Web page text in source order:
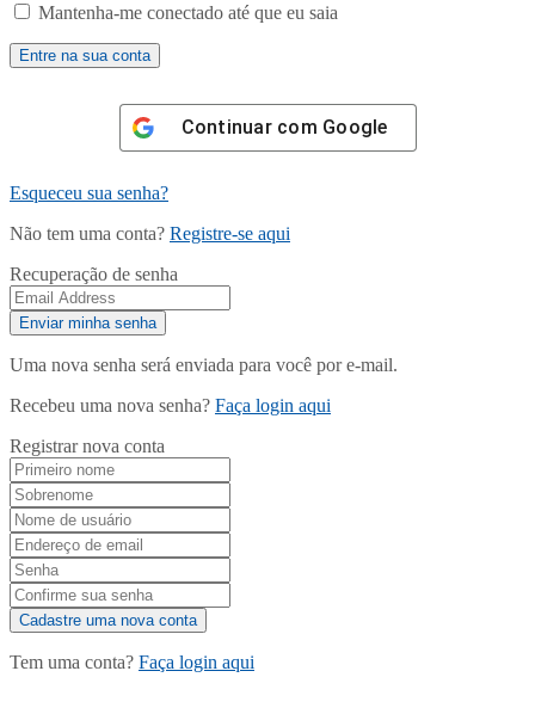
Mantenha-me conectado até que eu saia
Continuar com Google
Esqueceu sua senha?
Não tem uma conta? Registre-se aqui
Recuperação de senha
Uma nova senha será enviada para você por e-mail.
Recebeu uma nova senha? Faça login aqui
Registrar nova conta
Tem uma conta? Faça login aqui